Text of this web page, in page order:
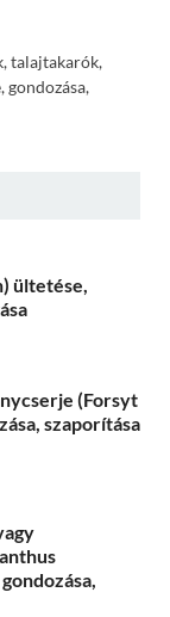
talajtakarók,
gondozása,
ültetése,
(Forsyt
szaporítása